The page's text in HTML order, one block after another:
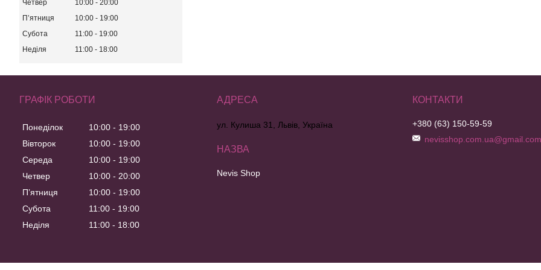
Четвер 10:00
20:00
Пʼятниця
10:00
19:00
Субота
11:00
19:00
Неділя
11:00 18:00
ГРАФІК РОБОТИ
Понеділок 10:00
19:00
Вівторок
10:00
19:00
Середа
10:00
19:00
Четвер
10:00
20:00
Пʼятниця
10:00
19:00
Субота
11:00
19:00
Неділя
11:00 18:00
ул. Кулиша 31, Львів, Україна
Nevis Shop
+380 (63) 150-59-59